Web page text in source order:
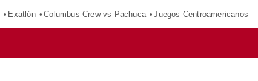
Exatlón Columbus Crew vs Pachuca Juegos Centroamericanos